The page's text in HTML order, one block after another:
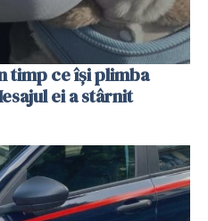
timp ce își plimba
ei a stârnit